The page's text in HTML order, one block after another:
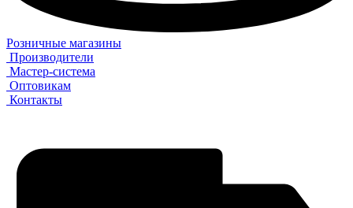
Розничные магазины
Производители
Мастер-система
Оптовикам
Контакты